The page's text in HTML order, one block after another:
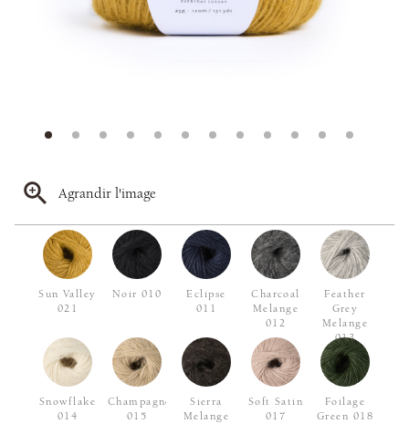
Agrandir l'image
Sun Valley
021
Noir 010
Eclipse
011
Charcoal
Melange
012
Feather
Grey
Melange
013
Snowflake
014
Champagne
015
Sierra
Melange
Soft Satin
017
Foilage
Green 018